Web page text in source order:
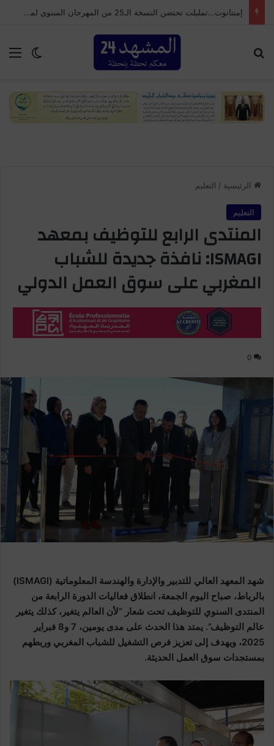
إمنتانوت…تمليلت تحتضن النسخة الـ25 من المهرجان السنوي لموظفي الجماعة
الوضع
الرئيسية / التعليم
التعليم
المنتدى الرابع للتوظيف بمعهد
ISMAGI: نافذة جديدة للشباب
المغربي على سوق العمل الدولي
0
شهد المعهد العالي للتدبير والإدارة والهندسة المعلوماتية (ISMAGI)
بالرباط، صباح اليوم الجمعة، انطلاق فعاليات الدورة الرابعة من
المنتدى السنوي للتوظيف تحت شعار “لأن العالم يتغير، كذلك يتغير
عالم التوظيف”. يمتد هذا الحدث على مدى يومين، 7 و8 فبراير
2025، ويهدف إلى تعزيز فرص التشغيل للشباب المغربي وربطهم
بمستجدات سوق العمل الحديثة.